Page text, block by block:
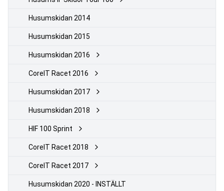
Husumskidan 2014
Husumskidan 2015
Husumskidan 2016
CoreIT Racet 2016
Husumskidan 2017
Husumskidan 2018
HIF 100 Sprint
CoreIT Racet 2018
CoreIT Racet 2017
Husumskidan 2020 - INSTÄLLT